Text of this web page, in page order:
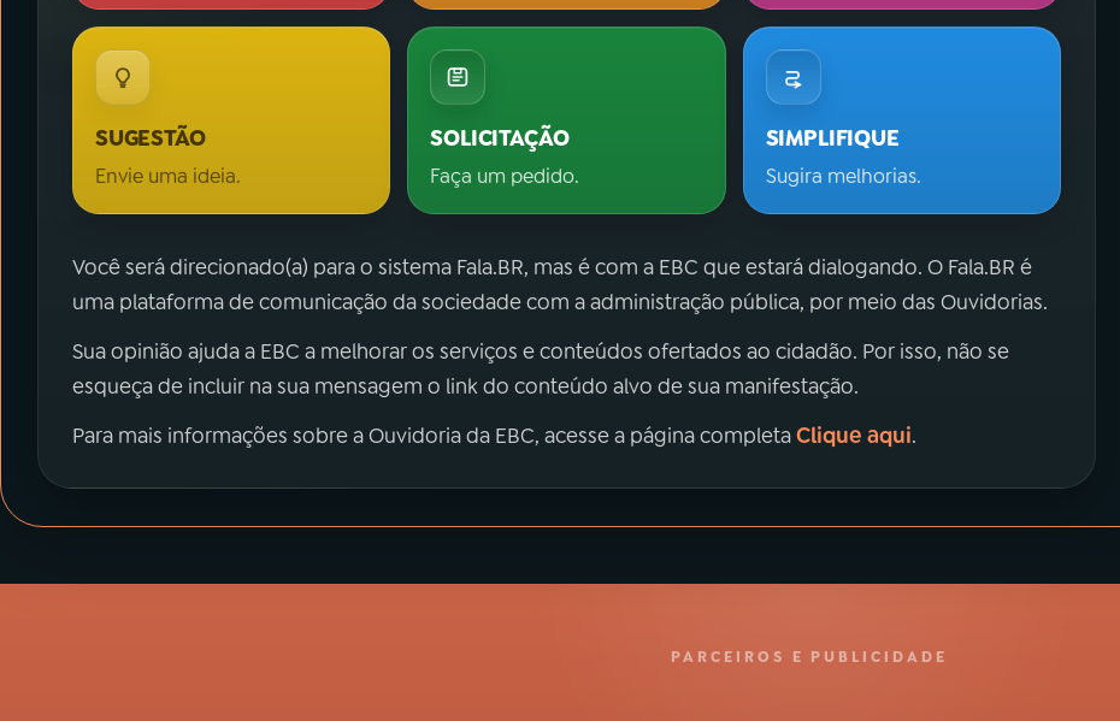
SUGESTÃO
Envie uma ideia.
SOLICITAÇÃO
Faça um pedido.
SIMPLIFIQUE
Sugira melhorias.
Você será direcionado(a) para o sistema Fala.BR, mas é com a EBC que estará dialogando. O Fala.BR é
uma plataforma de comunicação da sociedade com a administração pública, por meio das Ouvidorias.
Sua opinião ajuda a EBC a melhorar os serviços e conteúdos ofertados ao cidadão. Por isso, não se
esqueça de incluir na sua mensagem o link do conteúdo alvo de sua manifestação.
Para mais informações sobre a Ouvidoria da EBC, acesse a página completaClique aqui.
PARCEIROS E PUBLICIDADE